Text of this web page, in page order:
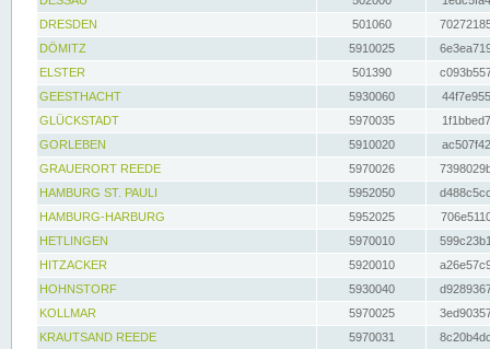
DRESDEN
501060
DÖMITZ
5910025
ELSTER
501390
GEESTHACHT
5930060
GLÜCKSTADT
5970035
GORLEBEN
5910020
GRAUERORT REEDE
5970026
HAMBURG ST. PAULI
5952050
HAMBURG-HARBURG
5952025
HETLINGEN
5970010
HITZACKER
5920010
HOHNSTORF
5930040
KOLLMAR
5970025
KRAUTSAND REEDE
5970031